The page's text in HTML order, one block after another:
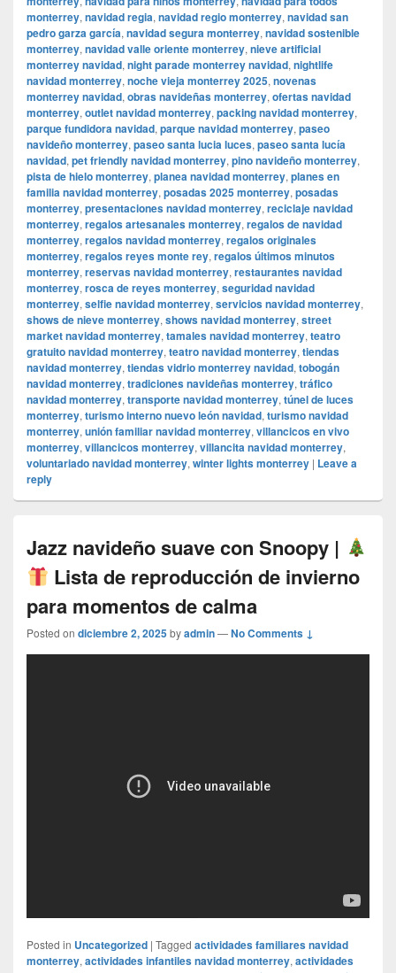
monterrey, navidad regia, navidad regio monterrey, navidad san
pedro garza garcía, navidad segura monterrey, navidad sostenible
monterrey, navidad valle oriente monterrey, nieve artificial
monterrey navidad, night parade monterrey navidad, nightlife
navidad monterrey, noche vieja monterrey 2025, novenas
monterrey navidad, obras navideñas monterrey, ofertas navidad
monterrey, outlet navidad monterrey, packing navidad monterrey,
parque fundidora navidad, parque navidad monterrey, paseo
navideño monterrey, paseo santa lucia luces, paseo santa lucía
navidad, pet friendly navidad monterrey, pino navideño monterrey,
pista de hielo monterrey, planea navidad monterrey, planes en
familia navidad monterrey, posadas 2025 monterrey, posadas
monterrey, presentaciones navidad monterrey, reciclaje navidad
monterrey, regalos artesanales monterrey, regalos de navidad
monterrey, regalos navidad monterrey, regalos originales
monterrey, regalos reyes monte rey, regalos últimos minutos
monterrey, reservas navidad monterrey, restaurantes navidad
monterrey, rosca de reyes monterrey, seguridad navidad
monterrey, selfie navidad monterrey, servicios navidad monterrey,
shows de nieve monterrey, shows navidad monterrey, street
market navidad monterrey, tamales navidad monterrey, teatro
gratuito navidad monterrey, teatro navidad monterrey, tiendas
navidad monterrey, tiendas vidrio monterrey navidad, tobogán
navidad monterrey, tradiciones navideñas monterrey, tráfico
navidad monterrey, transporte navidad monterrey, túnel de luces
monterrey, turismo interno nuevo león navidad, turismo navidad
monterrey, unión familiar navidad monterrey, villancicos en vivo
monterrey, villancicos monterrey, villancita navidad monterrey,
voluntariado navidad monterrey, winter lights monterrey | Leave a
reply
Jazz navideño suave con Snoopy |
Lista de reproducción de invierno
para momentos de calma
Posted on diciembre 2, 2025byadmin—No Comments ↓
Posted in Uncategorized | Tagged actividades familiares navidad
monterrey, actividades infantiles navidad monterrey, actividades